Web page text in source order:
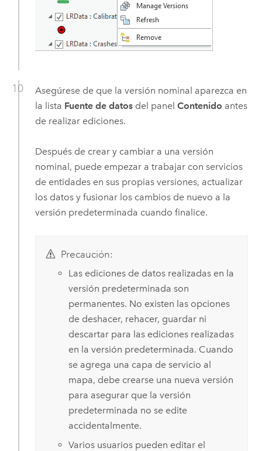
Asegúrese de que la versión nominal aparezca en
la lista Fuente de datosdel panel Contenido antes
de realizar ediciones.
Después de crear y cambiar a una versión
nominal, puede empezar a trabajar con servicios
de entidades en sus propias versiones, actualizar
los datos y fusionar los cambios de nuevo a la
versión predeterminada cuando finalice.
Precaución:
Las ediciones de datos realizadas en la
versión predeterminada son
permanentes. No existen las opciones
de deshacer, rehacer, guardar ni
descartar para las ediciones realizadas
en la versión predeterminada. Cuando
se agrega una capa de servicio al
mapa, debe crearse una nueva versión
para asegurar que la versión
predeterminada no se edite
accidentalmente.
Varios usuarios pueden editar el